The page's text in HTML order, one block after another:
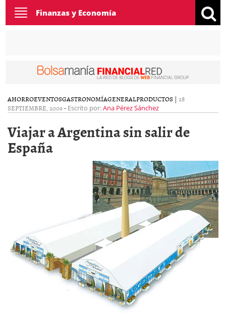
Toggle
navigation
Finanzas y Economía
AHORROEVENTOSGASTRONOMÍAGENERALPRODUCTOS | 28
SEPTIEMBRE, 2009- Escrito por:Ana Pérez Sánchez
Viajar a Argentina sin salir de
España